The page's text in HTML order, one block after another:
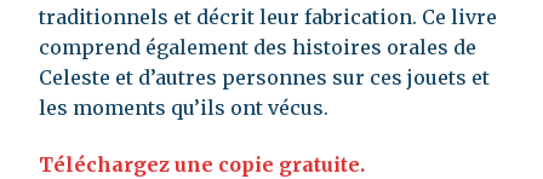
traditionnels et décrit leur fabrication. Ce livre
comprend également des histoires orales de
Celeste et d’autres personnes sur ces jouets et
les moments qu’ils ont vécus.
Téléchargez une copie gratuite.